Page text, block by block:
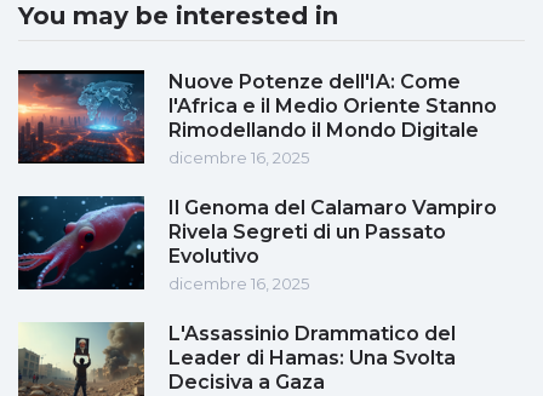
You may be interested in
Nuove Potenze dell'IA: Come
l'Africa e il Medio Oriente Stanno
Rimodellando il Mondo Digitale
dicembre 16, 2025
Il Genoma del Calamaro Vampiro
Rivela Segreti di un Passato
Evolutivo
dicembre 16, 2025
L'Assassinio Drammatico del
Leader di Hamas: Una Svolta
Decisiva a Gaza